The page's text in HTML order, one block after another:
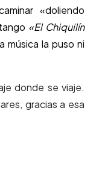
«doliendo
«El Chiquilín
música la puso ni
donde se viaje.
gracias a esa